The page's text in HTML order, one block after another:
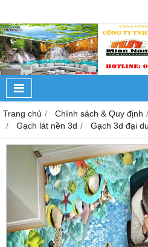
Trang chủ Chính sách & Quy định
Gạch lát nền 3d
Gạch 3d đại